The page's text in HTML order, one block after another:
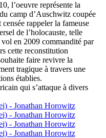
l’oeuvre représente la
camp d’Auschwitz coupée
rappeler la fameuse
de l’holocauste, telle
vol en 2009 commandité par
cette reconstitution
faire revivre la
tragique à travers une
établies.
qui s’attaque à divers